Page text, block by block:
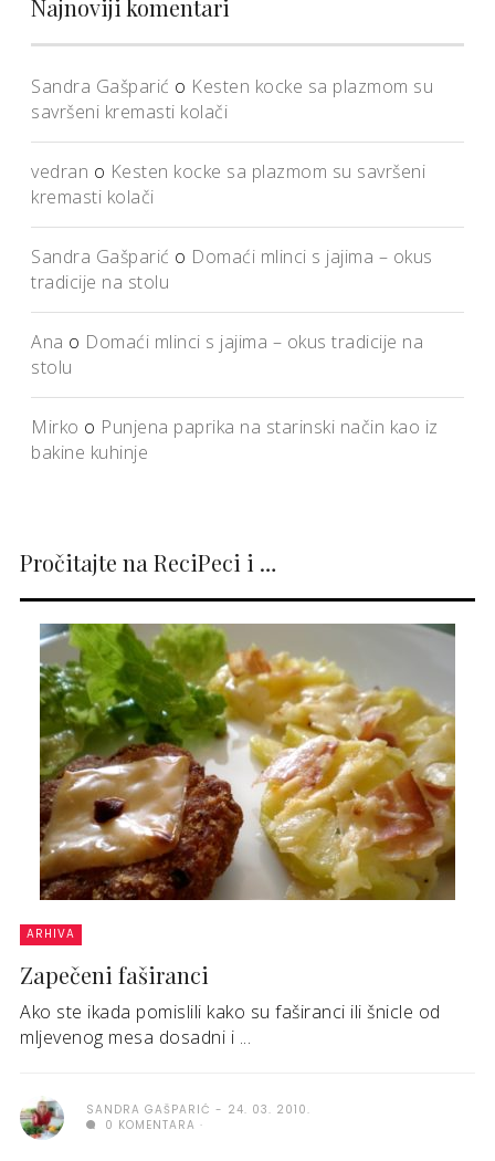
Najnoviji komentari
Sandra Gašparić o Kesten kocke sa plazmom su
savršeni kremasti kolači
vedran o Kesten kocke sa plazmom su savršeni
kremasti kolači
Sandra Gašparić o Domaći mlinci s jajima – okus
tradicije na stolu
Ana o Domaći mlinci s jajima – okus tradicije na
stolu
Mirko o Punjena paprika na starinski način kao iz
bakine kuhinje
Pročitajte na ReciPeci i …
ARHIVA
Zapečeni faširanci
Ako ste ikada pomislili kako su faširanci ili šnicle od
mljevenog mesa dosadni i ...
SANDRA GAŠPARIĆ
24. 03. 2010.
0 KOMENTARA